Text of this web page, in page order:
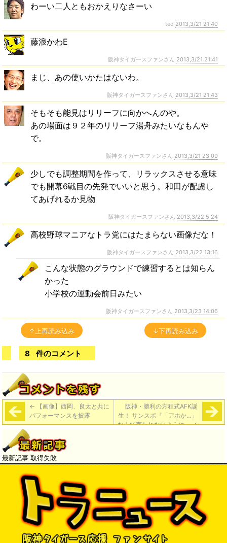
わーい二人ともおかえりなさーい
ted 2013,3/21 21:40
藤浪かわE
阪神タイガースファンさん 2013,3/21 21:41
まじ、あの使いかたはないわ。
阪神タイガースファンさん 2013,3/21 21:43
そもそも能見はリリーフに向かへんのや。
あの場面は９２年のリリーフ湯舟みたいなもんや
で。
阪神タイガースファンさん 2013,3/21 23:09
少しでも調整期間を作って、リラックスさせる意味
でも開幕6戦目の先発でいいと思う。和田が配慮し
てあげれるか見物
阪神タイガースファンさん 2013,3/22 5:24
高校野球マニアなトラ党にはたまらない画像だな！
阪神タイガースファンさん 2013,3/22 13:16
こんな状態のグラウンドで練習するとは知らん
かった
小学校の運動会前日みたい
阪神タイガースファンさん 2013,3/23 14:06
↑上再読み込み ↓下再読み込み
8 件のコメント
← 【画像】西岡、良太と共に
パフォーマンスを披露
阪神・勝利の方程式AFK誕
生！ サンスポ『「アホか…」
なんて言われないように』→
最新記事 取得失敗